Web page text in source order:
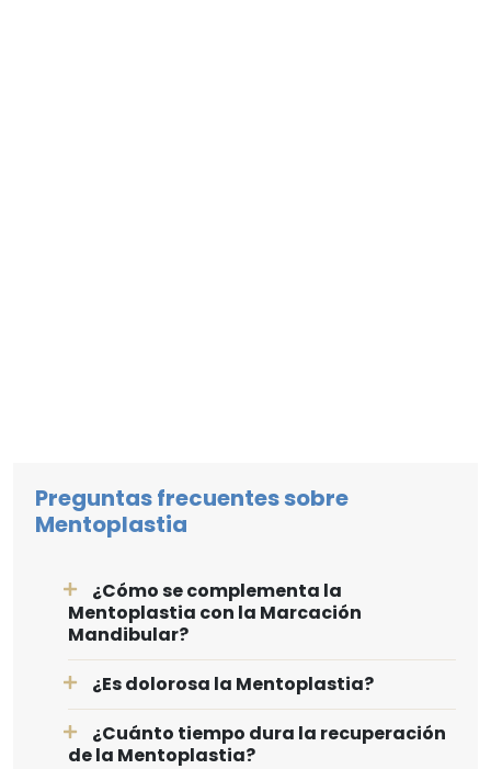
Preguntas frecuentes sobre
Mentoplastia
¿Cómo se complementa la
Mentoplastia con la Marcación
Mandibular?
¿Es dolorosa la Mentoplastia?
¿Cuánto tiempo dura la recuperación
de la Mentoplastia?